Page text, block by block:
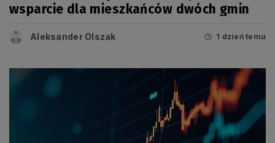
wsparcie dla mieszkańców dwóch gmin
Aleksander Olszak 1 dzień temu